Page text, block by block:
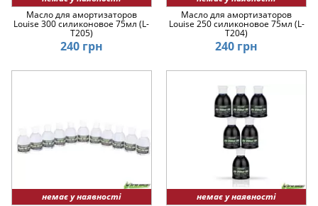
Масло для амортизаторов
Louise 300 силиконовое 75мл (L-
T205)
240 грн
Масло для амортизаторов
Louise 250 силиконовое 75мл (L-
T204)
240 грн
немає у наявності
немає у наявності